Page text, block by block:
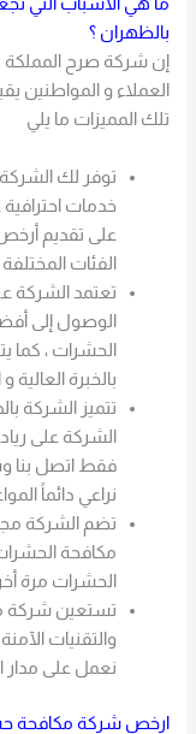
ما هي الأسباب التي
بالظهران ؟
إن شركة صرح المملكة
العملاء و المواطنين
تلك المميزات ما يلي
توفر لك
خدمات
على تقديم
الفئات المختلفة .
تعتمد الشركة
الوصول إلى
الحشرات ، كما
بالخبرة
تتميز الشركة
الشركة على
فقط اتصل
نراعي دائماً
تضم الشركة
مكافحة
الحشرات مرة
تستعين شركة
والتقنيات
نعمل على مدار الـ 24 ساعة
ارخص شركة مكافحة